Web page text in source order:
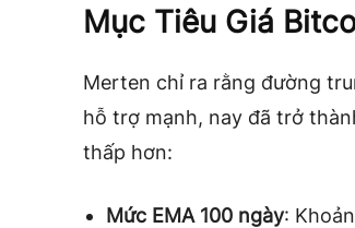
Mục Tiêu Giá
Merten chỉ ra rằng đường
hỗ trợ mạnh, nay đã trở
thấp hơn:
Mức EMA 100 ngày: